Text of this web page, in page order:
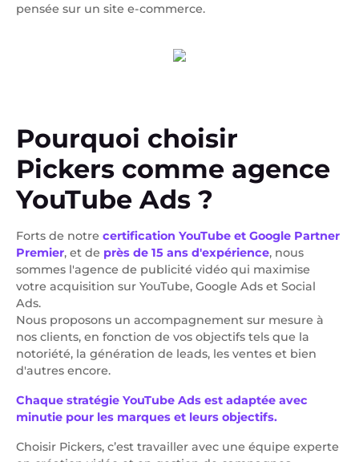
pensée sur un site e-commerce.
Pourquoi choisir
Pickers comme agence
YouTube Ads ?
Forts de notre certification YouTube et Google Partner
Premier, et de près de 15 ans d'expérience, nous
sommes l'agence de publicité vidéo qui maximise
votre acquisition sur YouTube, Google Ads et Social
Ads.
Nous proposons un accompagnement sur mesure à
nos clients, en fonction de vos objectifs tels que la
notoriété, la génération de leads, les ventes et bien
d'autres encore.
Chaque stratégie YouTube Ads est adaptée avec
minutie pour les marques et leurs objectifs.
Choisir Pickers, c’est travailler avec une équipe experte